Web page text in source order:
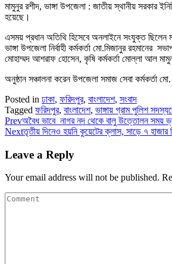
মামুনুর রশীদ, ভাঙ্গা উপজেলা : জাতীয় স্থানীয় সরকার
হয়েছে।
এসময় প্রধান অতিথি হিসেবে অনলাইনে সংযুক্ত
ভাঙ্গা উপজেলা নির্বাহী কর্মকর্তা মো.মিজানুর রহমানের
মোহাম্মদ আশরাফ হোসেন, কৃষি কর্মকর্তা মোল্লা আল
অনুষ্ঠান সঞ্চালনা করেন উপজেলা সমাজ সেবা কর্মকর্তা
Posted in ঢাকা, ফরিদপুর, বাংলাদেশ, সংবাদ
Tagged ফরিদপুর, বাংলাদেশ, ভাঙ্গায় গ্রাম পুলিশ
Prevঅবৈধ ভাবে নাগর নদ থেকে বালু উত্তোলন সময়
Nextতৃতীয় দিনেও হয়নি কুয়েটের ক্লাস, সাড়ে ৭ হাজার
Leave a Reply
Your email address will not be published.